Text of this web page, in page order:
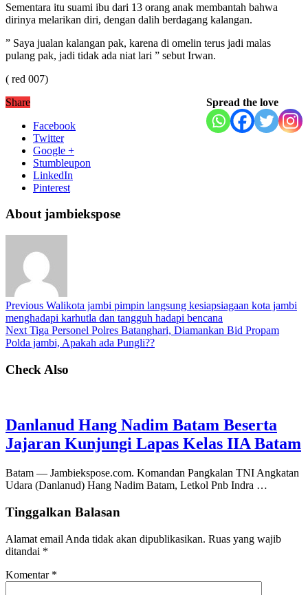
Sementara itu suami ibu dari 13 orang anak membantah bahwa
dirinya melarikan diri, dengan dalih berdagang kalangan.
” Saya jualan kalangan pak, karena di omelin terus jadi malas
pulang pak, jadi tidak ada niat lari ” sebut Irwan.
( red 007)
Spread the love
Share
Facebook
Twitter
Google +
Stumbleupon
LinkedIn
Pinterest
About jambiekspose
Previous Walikota jambi pimpin langsung kesiapsiagaan kota jambi
menghadapi karhutla dan tangguh hadapi bencana
Next Tiga Personel Polres Batanghari, Diamankan Bid Propam
Polda jambi, Apakah ada Pungli??
Check Also
Danlanud Hang Nadim Batam Beserta
Jajaran Kunjungi Lapas Kelas IIA Batam
Batam — Jambiekspose.com. Komandan Pangkalan TNI Angkatan
Udara (Danlanud) Hang Nadim Batam, Letkol Pnb Indra …
Tinggalkan Balasan
Alamat email Anda tidak akan dipublikasikan. Ruas yang wajib
ditandai *
Komentar *